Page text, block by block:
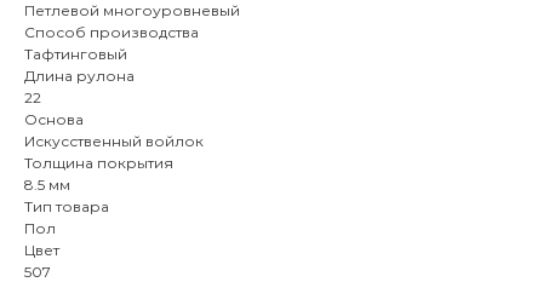
Петлевой многоуровневый
Способ производства
Тафтинговый
Длина рулона
22
Основа
Искусственный войлок
Толщина покрытия
8.5 мм
Тип товара
Пол
Цвет
507